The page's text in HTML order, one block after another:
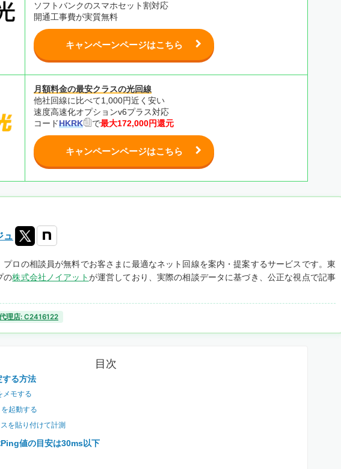
ソフトバンクのスマホセット割対応
開通工事費が実質無料
キャンペーンページはこちら
月額料金の最安クラスの光回線
他社回線に比べて1,000円近く安い
速度高速化オプションv6プラス対応
コードHKRK で最大172,000円還元
キャンペーンページはこちら
ュ
プロの相談員が無料でお客さまに最適なネット回線を案内・提案するサービスです。東
の株式会社ノイアットが運営しており、実際の相談データに基づき、公正な視点で記事
理店: C2416122
目次
る方法
モする
起動する
を貼り付けて計測
値の目安は30ms以下